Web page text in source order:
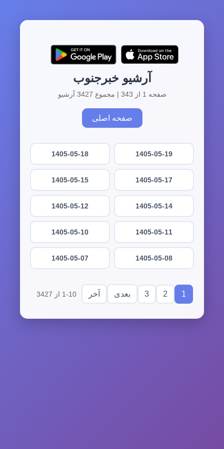
آرشیو خبرجنوب
صفحه 1 از 343 | مجموع 3427 آرشیو
صفحه اصلی
1405-05-19
1405-05-18
1405-05-17
1405-05-15
1405-05-14
1405-05-12
1405-05-11
1405-05-10
1405-05-08
1405-05-07
1
2
3 بعدی آخر 1-10 از 3427